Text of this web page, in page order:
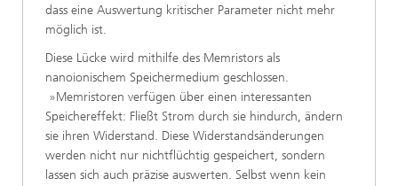
dass eine Auswertung kritischer Parameter nicht mehr
möglich ist.
Diese Lücke wird mithilfe des Memristors als
nanoionischem Speichermedium geschlossen.
»Memristoren verfügen über einen interessanten
Speichereffekt: Fließt Strom durch sie hindurch, ändern
sie ihren Widerstand. Diese Widerstandsänderungen
werden nicht nur nichtflüchtig gespeichert, sondern
lassen sich auch präzise auswerten. Selbst wenn kein